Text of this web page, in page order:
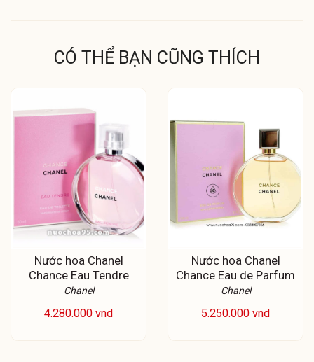
CÓ THỂ BẠN CŨNG THÍCH
Nước hoa Chanel
Chance Eau Tendre
EDT
Chanel
4.280.000 vnd
Nước hoa Chanel
Chance Eau de Parfum
Chanel
5.250.000 vnd